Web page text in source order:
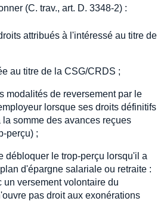
(C. trav., art. D. 3348-2) :
attribués à l'intéressé au titre de
au titre de la CSG/CRDS ;
modalités de reversement par le
lorsque ses droits définitifs
la somme des avances reçues
perçu) ;
débloquer le trop-perçu lorsqu'il a
d'épargne salariale ou retraite :
un versement volontaire du
pas droit aux exonérations